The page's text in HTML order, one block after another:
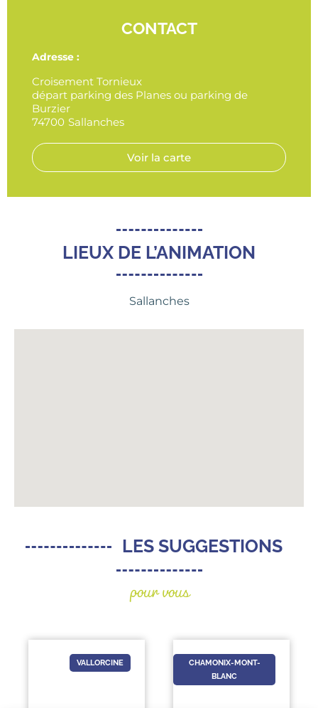
CONTACT
Adresse :
Croisement Tornieux
départ parking des Planes ou parking de
Burzier
74700 Sallanches
Voir la carte
LIEUX DE L’ANIMATION
Sallanches
LES SUGGESTIONS
pour vous
VALLORCINE
CHAMONIX-MONT-